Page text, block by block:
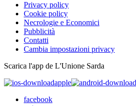
Privacy policy
Cookie policy
Necrologie e Economici
Pubblicità
Contatti
Cambia impostazioni privacy
Scarica l'app de L'Unione Sarda
apple
facebook